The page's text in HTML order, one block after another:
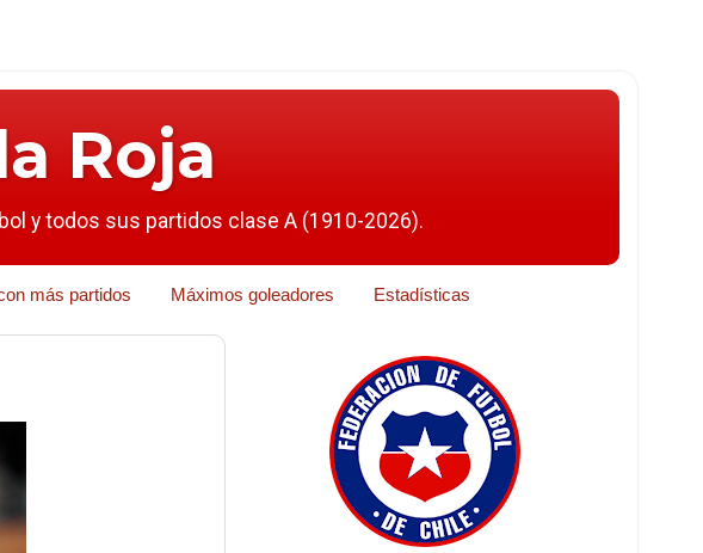
Roja
y todos sus partidos clase A (1910-2026).
más partidos Máximos goleadores Estadísticas